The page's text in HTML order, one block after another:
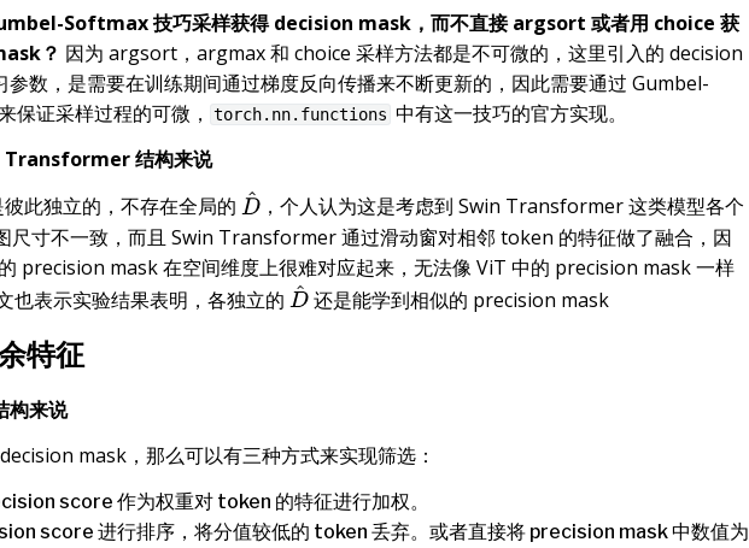
Softmax 技巧采样获得 decision mask，而不直接 argsort 或者用 choice 获
？ 因为 argsort，argmax 和 choice 采样方法都是不可微的，这里引入的 decision
参数，是需要在训练期间通过梯度反向传播来不断更新的，因此需要通过 Gumbel-
保证采样过程的可微，
torch.nn.functions 中有这一技巧的官方实现。
Transformer 结构来说
彼此独立的，不存在全局的D^ ，个人认为这是考虑到 Swin Transformer 这类模型各个
尺寸不一致，而且 Swin Transformer 通过滑动窗对相邻 token 的特征做了融合，因
precision mask 在空间维度上很难对应起来，无法像 ViT 中的 precision mask 一样
也表示实验结果表明，各独立的 D^还是能学到相似的 precision mask
特征
构来说
mask，那么可以有三种方式来实现筛选：
score 作为权重对 token 的特征进行加权。
score 进行排序，将分值较低的 token 丢弃。或者直接将 precision mask 中数值为